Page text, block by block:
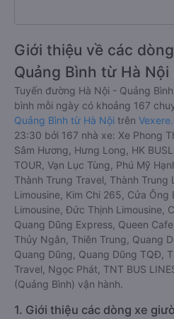
Giới thiệu về các
Quảng Bình từ Hà
Tuyến đường Hà Nội - Quảng
bình mỗi ngày có khoảng 167
Quảng Bình từ Hà Nội trên
23:30 bởi 167 nhà xe: Xe Phong
Sâm Hương, Hưng Long, HK
TOUR, Vạn Lục Tùng, Phú Mỹ
Thành Trung Travel, Thành Trung
Limousine, Kim Chi 265, Cửa Ông
Limousine, Đức Thịnh Limousine,
Quang Dũng Express, Queen
Thủy Ngân, Thiên Trung, Quang
Quang Dũng, Quang Dũng TQĐ,
Travel, Ngọc Phát, TNT BUS
(Quảng Bình) vận hành.
1. Giới thiệu các dòng xe